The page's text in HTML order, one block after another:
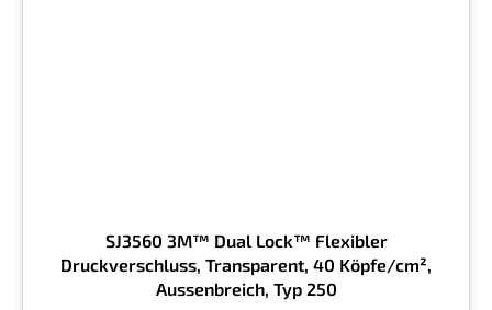
SJ3560 3M™ Dual Lock™ Flexibler
Druckverschluss, Transparent, 40 Köpfe/cm²,
Aussenbreich, Typ 250